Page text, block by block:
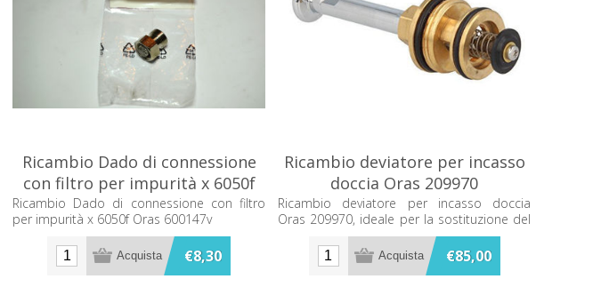
Ricambio Dado di connessione
con filtro per impurità x 6050f
Oras 600147v
Ricambio Dado di connessione con filtro
per impurità x 6050f Oras 600147v
€8,30
Ricambio deviatore per incasso
doccia Oras 209970
Ricambio deviatore per incasso doccia
Oras 209970, ideale per la sostituzione del
componente originale.
€85,00